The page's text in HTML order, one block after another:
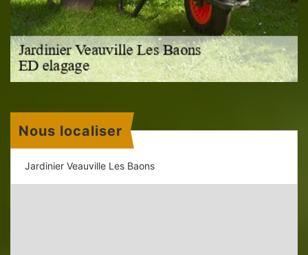
Nous localiser
Jardinier Veauville Les Baons